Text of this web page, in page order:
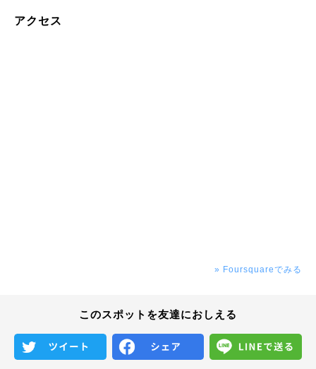
アクセス
» Foursquareでみる
このスポットを友達におしえる